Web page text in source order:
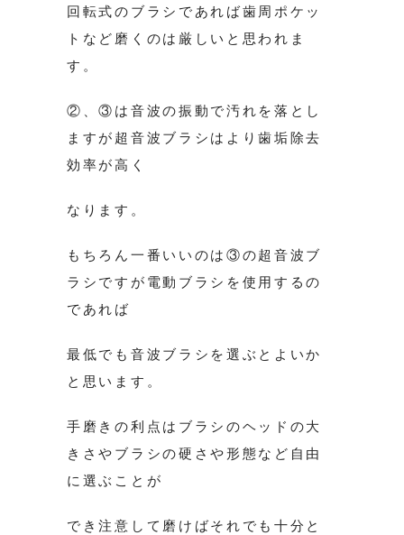
回転式のブラシであれば歯周ポケッ
トなど磨くのは厳しいと思われま
す。
②、③は音波の振動で汚れを落とし
ますが超音波ブラシはより歯垢除去
効率が高く
なります。
もちろん一番いいのは③の超音波ブ
ラシですが電動ブラシを使用するの
であれば
最低でも音波ブラシを選ぶとよいか
と思います。
手磨きの利点はブラシのヘッドの大
きさやブラシの硬さや形態など自由
に選ぶことが
でき注意して磨けばそれでも十分と